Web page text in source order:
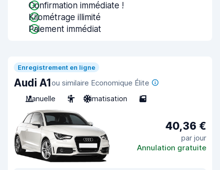
Confirmation immédiate !
Kilométrage illimité
Paiement immédiat
Enregistrement en ligne
Audi A1ou similaire Economique Élite
Manuelle
5 Climatisation 5
40,36 €
par jour
Annulation gratuite